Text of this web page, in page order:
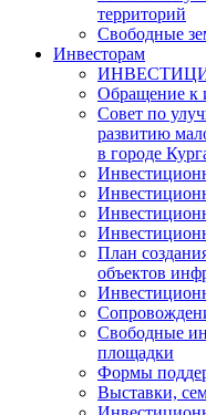
территорий
Свободные
Инвесторам
Обращение к
Совет по
развитию
в городе
План
объектов
Свободные
площадки
Формы
Выставки,